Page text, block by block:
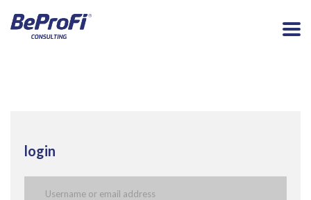
login